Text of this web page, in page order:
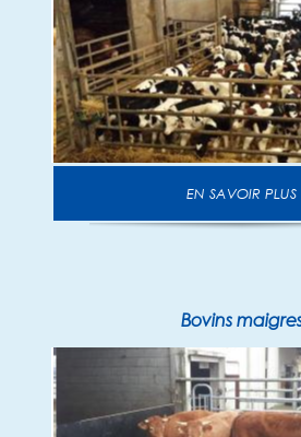
EN SAVOIR PLUS
Bovins